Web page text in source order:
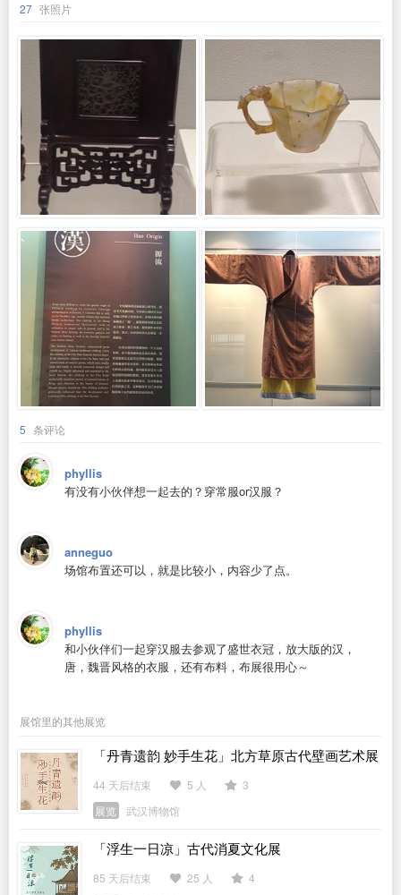
27 张照片
5 条评论
phyllis
有没有小伙伴想一起去的？穿常服or汉服？
anneguo
场馆布置还可以，就是比较小，内容少了点。
phyllis
和小伙伴们一起穿汉服去参观了盛世衣冠，放大版的汉，
唐，魏晋风格的衣服，还有布料，布展很用心～
展馆里的其他展览
「丹青遗韵 妙手生花」北方草原古代壁画艺术展
44 天后结束 5 人
3
展览
武汉博物馆
「浮生一日凉」古代消夏文化展
85 天后结束 25 人
4